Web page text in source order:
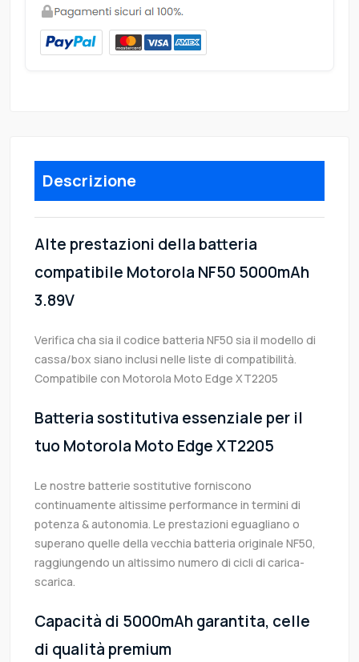
Descrizione
Alte prestazioni della batteria
compatibile Motorola NF50 5000mAh
3.89V
Verifica cha sia il codice batteria NF50 sia il modello di
cassa/box siano inclusi nelle liste di compatibilità.
Compatibile con Motorola Moto Edge XT2205
Batteria sostitutiva essenziale per il
tuo Motorola Moto Edge XT2205
Le nostre batterie sostitutive forniscono
continuamente altissime performance in termini di
potenza & autonomia. Le prestazioni eguagliano o
superano quelle della vecchia batteria originale NF50,
raggiungendo un altissimo numero di cicli di carica-
scarica.
Capacità di 5000mAh garantita, celle
di qualità premium